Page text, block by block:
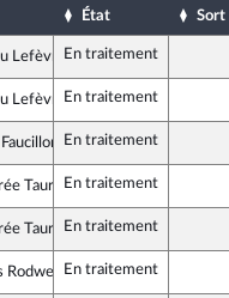
État Sort
la République
LefèvreEn traitement
la République
LefèvreEn traitement
et Républicaine
En traitement
- Nouveau Front Populaire
TaurinyaEn traitement
- Nouveau Front Populaire
TaurinyaEn traitement
la République
Rodwell En traitement